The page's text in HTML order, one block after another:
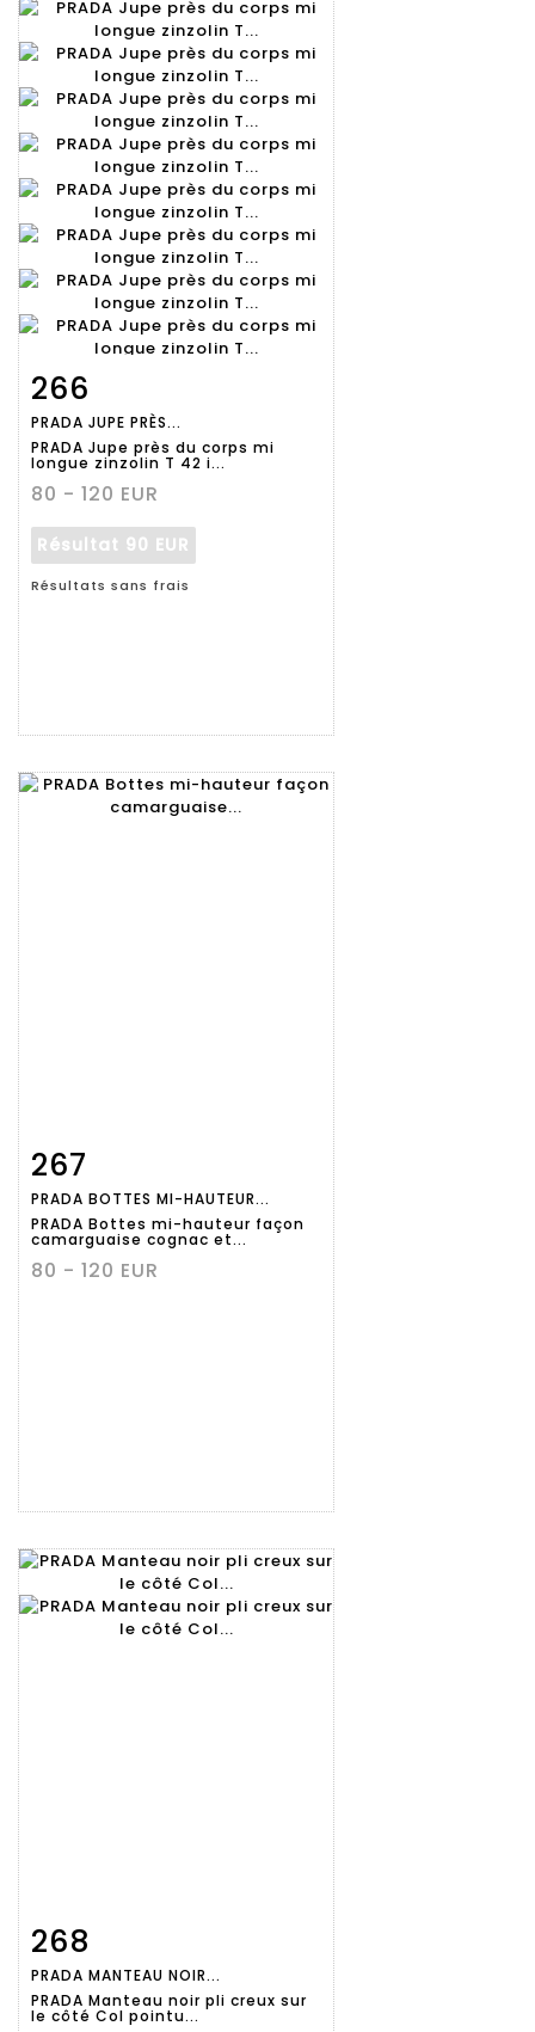
Fiche
détaillée
266
PRADA JUPE PRÈS...
PRADA Jupe près du corps mi
longue zinzolin T 42 i...
80 - 120 EUR
Résultat 90 EUR
Résultats sans frais
Fiche
détaillée
267
PRADA BOTTES MI-HAUTEUR...
PRADA Bottes mi-hauteur façon
camarguaise cognac et...
80 - 120 EUR
Fiche
détaillée
268
PRADA MANTEAU NOIR...
PRADA Manteau noir pli creux sur
le côté Col pointu...